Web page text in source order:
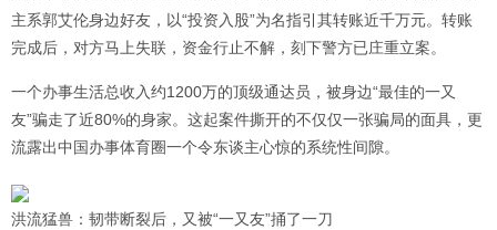
主系郭艾伦身边好友，以“投资入股”为名指引其转账近千万元。转账
完成后，对方马上失联，资金行止不解，刻下警方已庄重立案。
一个办事生活总收入约1200万的顶级通达员，被身边“最佳的一又
友”骗走了近80%的身家。这起案件撕开的不仅仅一张骗局的面具，更
流露出中国办事体育圈一个令东谈主心惊的系统性间隙。
洪流猛兽：韧带断裂后，又被“一又友”捅了一刀